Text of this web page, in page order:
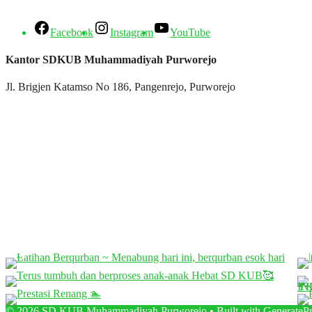
Facebook Instagram YouTube
Kantor SDKUB Muhammadiyah Purworejo
Jl. Brigjen Katamso No 186, Pangenrejo, Purworejo